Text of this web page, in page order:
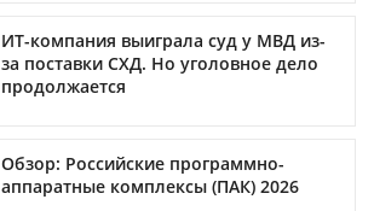
ИТ-компания выиграла суд у МВД из-
за поставки СХД. Но уголовное дело
продолжается
Обзор: Российские программно-
аппаратные комплексы (ПАК) 2026